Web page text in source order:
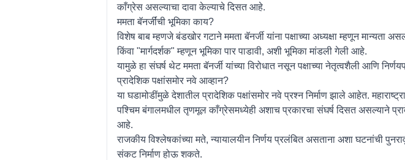
काँग्रेस असल्याचा दावा केल्याचे दिसत आहे.
ममता बॅनर्जींची भूमिका काय?
विशेष बाब म्हणजे बंडखोर गटाने ममता बॅनर्जी यांना पक्षाच्या अध्यक्षा म्हणून मान्यता
किंवा "मार्गदर्शक" म्हणून भूमिका पार पाडावी, अशी भूमिका मांडली गेली आहे.
यामुळे हा संघर्ष थेट ममता बॅनर्जी यांच्या विरोधात नसून पक्षाच्या नेतृत्वशैली आणि
प्रादेशिक पक्षांसमोर नवे आव्हान?
या घडामोडींमुळे देशातील प्रादेशिक पक्षांसमोर नवे प्रश्न निर्माण झाले आहेत.
पश्चिम बंगालमधील तृणमूल काँग्रेसमध्येही अशाच प्रकारचा संघर्ष दिसत असल्याने
आहे.
राजकीय विश्लेषकांच्या मते, न्यायालयीन निर्णय प्रलंबित असताना अशा घटनांची
संकट निर्माण होऊ शकते.